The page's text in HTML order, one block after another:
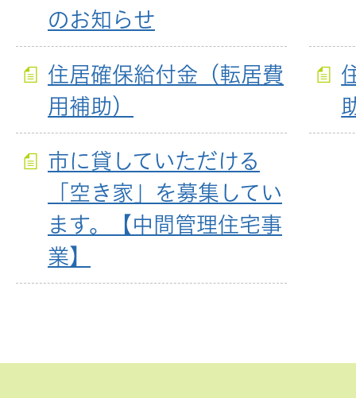
のお知らせ
住居確保給付金（転居費
用補助）
市に貸していただける
「空き家」を募集してい
ます。【中間管理住宅事
業】